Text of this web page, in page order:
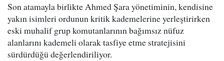
Son atamayla birlikte Ahmed Şara yönetiminin, kendisine
yakın isimleri ordunun kritik kademelerine yerleştirirken
eski muhalif grup komutanlarının bağımsız nüfuz
alanlarını kademeli olarak tasfiye etme stratejisini
sürdürdüğü değerlendiriliyor.